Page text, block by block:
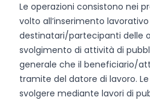
Le operazioni consistono nei
volto all’inserimento
destinatari/partecipanti delle
svolgimento di attività di
generale che il beneficiario/
tramite del datore di lavoro.
svolgere mediante lavori di